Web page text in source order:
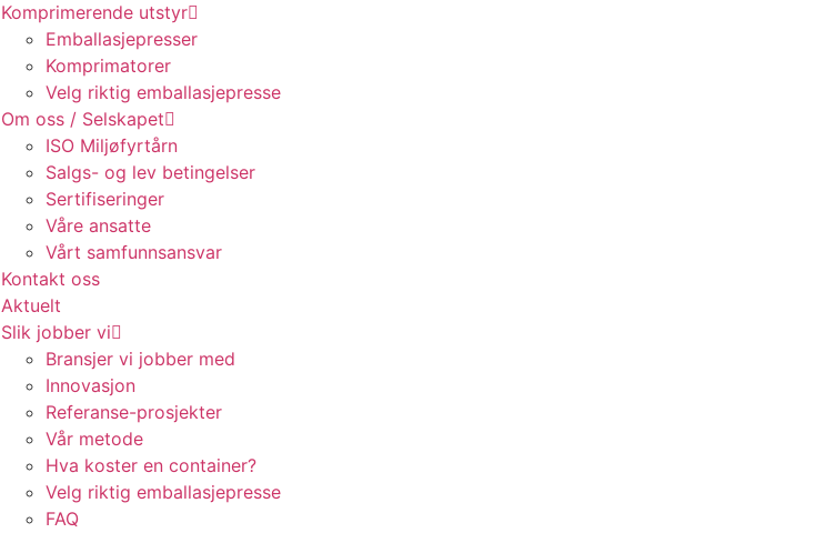
Komprimerende utstyr
Emballasjepresser
Komprimatorer
Velg riktig emballasjepresse
Om oss / Selskapet
ISO Miljøfyrtårn
Salgs- og lev betingelser
Sertifiseringer
Våre ansatte
Vårt samfunnsansvar
Kontakt oss
Aktuelt
Slik jobber vi
Bransjer vi jobber med
Innovasjon
Referanse-prosjekter
Vår metode
Hva koster en container?
Velg riktig emballasjepresse
FAQ